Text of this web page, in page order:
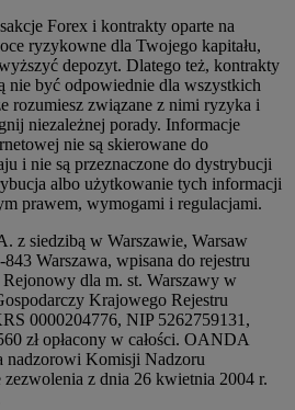
Forex i kontrakty oparte na
ryzykowne dla Twojego kapitału,
depozyt. Dlatego też, kontrakty
nie być odpowiednie dla wszystkich
rozumiesz związane z nimi ryzyka i
niezależnej porady. Informacje
nie są skierowane do
i nie są przeznaczone do dystrybucji
albo użytkowanie tych informacji
prawem, wymogami i regulacjami.
z siedzibą w Warszawie, Warsaw
Warszawa, wpisana do rejestru
dla m. st. Warszawy w
Krajowego Rejestru
0000204776, NIP 5262759131,
zł opłacony w całości. OANDA
nadzorowi Komisji Nadzoru
z dnia 26 kwietnia 2004 r.